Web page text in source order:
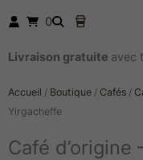
0
Livraison gratuite avec
Accueil / Boutique / Cafés /
Yirgacheffe
Café